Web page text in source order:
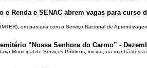
Renda e SENAC abrem vagas para curso
em parceria com o Serviço Nacional de
“Nossa Senhora do Carmo” -
Municipal de Serviços Públicos, iniciou, na manhã